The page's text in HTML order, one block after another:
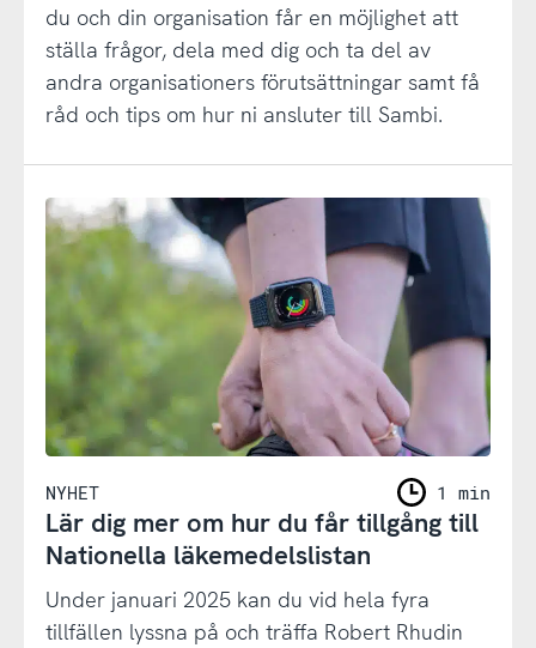
du och din organisation får en möjlighet att
ställa frågor, dela med dig och ta del av
andra organisationers förutsättningar samt få
råd och tips om hur ni ansluter till Sambi.
NYHET 1 min
Lär dig mer om hur du får tillgång till
Nationella läkemedelslistan
Under januari 2025 kan du vid hela fyra
tillfällen lyssna på och träffa Robert Rhudin